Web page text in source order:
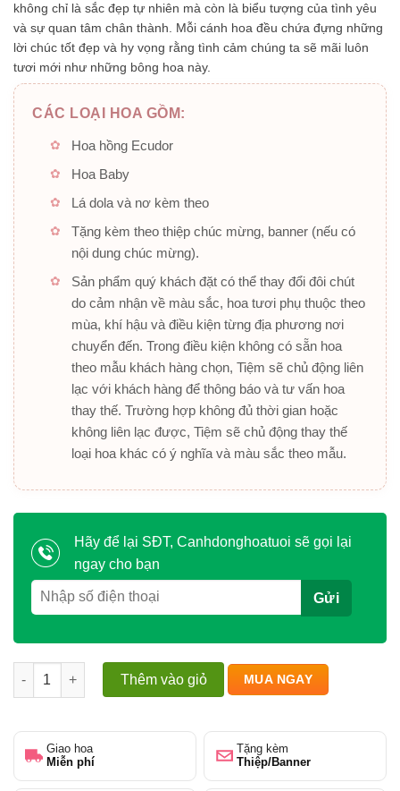
không chỉ là sắc đẹp tự nhiên mà còn là biểu tượng của tình yêu
và sự quan tâm chân thành. Mỗi cánh hoa đều chứa đựng những
lời chúc tốt đẹp và hy vọng rằng tình cảm chúng ta sẽ mãi luôn
tươi mới như những bông hoa này.
CÁC LOẠI HOA GỒM:
Hoa hồng Ecudor
Hoa Baby
Lá dola và nơ kèm theo
Tặng kèm theo thiệp chúc mừng, banner (nếu có
nội dung chúc mừng).
Sản phẩm quý khách đặt có thể thay đổi đôi chút
do cảm nhận về màu sắc, hoa tươi phụ thuộc theo
mùa, khí hậu và điều kiện từng địa phương nơi
chuyển đến. Trong điều kiện không có sẵn hoa
theo mẫu khách hàng chọn, Tiệm sẽ chủ động liên
lạc với khách hàng để thông báo và tư vấn hoa
thay thế. Trường hợp không đủ thời gian hoặc
không liên lạc được, Tiệm sẽ chủ động thay thế
loại hoa khác có ý nghĩa và màu sắc theo mẫu.
Hãy để lại SĐT, Canhdonghoatuoi sẽ gọi lại
ngay cho bạn
Bình hoa chúc mừng tone đỏ rực rỡ số lượng
Thêm vào giỏ MUA NGAY
Giao hoa
Miễn phí
Tặng kèm
Thiệp/Banner